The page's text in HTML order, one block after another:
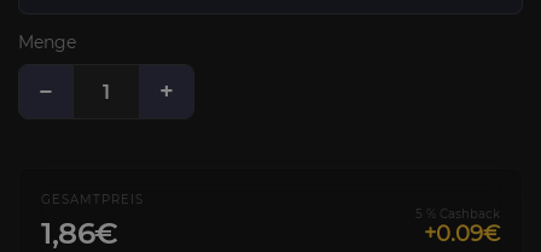
Menge
− +
GESAMTPREIS
1,86€
5 % Cashback
+0.09€